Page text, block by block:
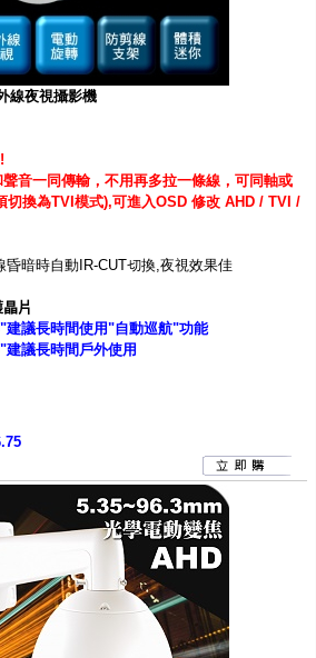
防盜貼紙
件
線夜視攝影機
音一同傳輸，不用再多拉一條線，可同軸或
切換為TVI模式),可進入OSD 修改 AHD / TVI /
昏暗時自動IR-CUT切換,夜視效果佳
晶片
建議長時間使用"自動巡航"功能
議長時間戶外使用